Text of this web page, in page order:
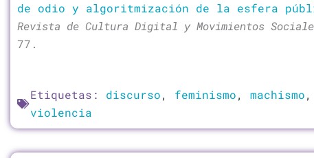
de odio y algoritmización de la esfera
Revista de Cultura Digital y Movimientos
77.
Etiquetas: discurso, feminismo, machismo,
violencia